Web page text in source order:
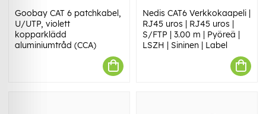
Goobay CAT 6 patchkabel,
U/UTP, violett
kopparklädd
aluminiumtråd (CCA)
Nedis CAT6 Verkkokaapeli |
RJ45 uros | RJ45 uros |
S/FTP | 3.00 m | Pyöreä |
LSZH | Sininen | Label